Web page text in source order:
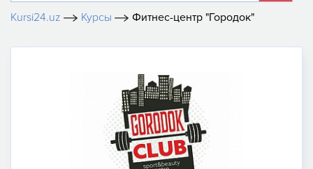
Kursi24.uz Курсы Фитнес-центр "Городок"